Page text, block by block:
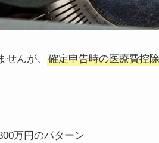
んが、 確定申告時の医療費控
万円のパターン